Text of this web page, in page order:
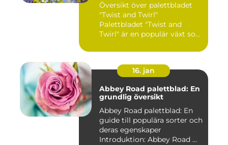
Översikt över palettbladet
"Twist and Twirl"
Palettbladet "Twist and
Twirl" är en populär växt som
16. jan
Abbey Road palettblad: En
grundlig översikt
Abbey Road palettblad: En
guide till populära sorter och
deras egenskaper
Introduktion: Abbey Road ...